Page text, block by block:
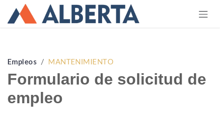
Ir al contenido
Empleos MANTENIMIENTO
Formulario de solicitud de
empleo